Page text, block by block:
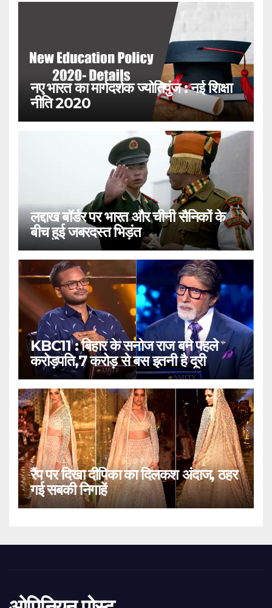
नए भारत का मार्गदर्शक ज्योतिपुंज : नई शिक्षा
नीति 2020
लद्दाख बॉर्डर पर भारत और चीनी सैनिकों के
बीच हुई जबरदस्त भिड़ंत
KBC11 : बिहार के सनोज राज बने पहले
करोड़पति,7 करोड़ से बस इतनी है दूरी
रैंप पर दिखा दीपिका का दिलकश अंदाज, ठहर
गई सबकी निगाहें